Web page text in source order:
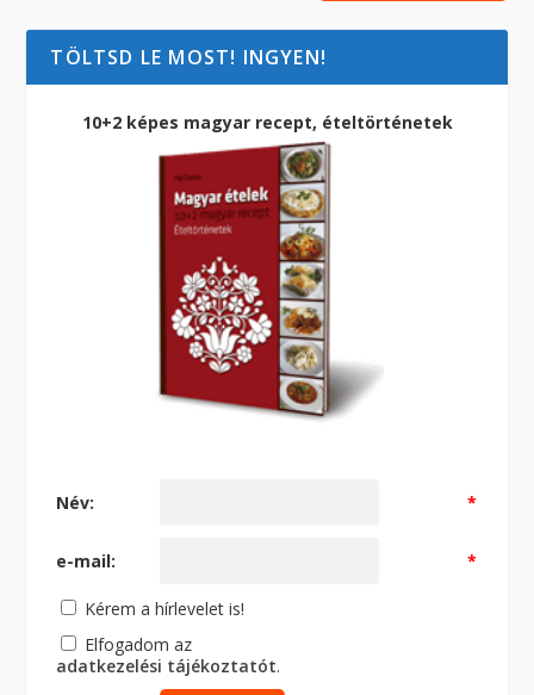
TÖLTSD LE MOST! INGYEN!
10+2 képes magyar recept, ételtörténetek
Név: *
e-mail: *
Kérem a hírlevelet is!
Elfogadom az
adatkezelési tájékoztatót.